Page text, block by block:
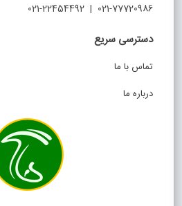
021-77720986 | 021-22454492
دسترسی سریع
تماس با ما
درباره ما